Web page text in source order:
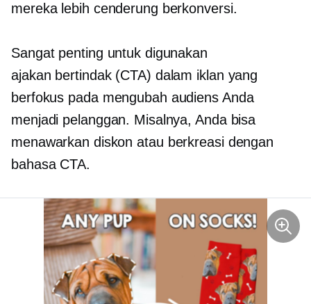
mereka lebih cenderung berkonversi.
Sangat penting untuk digunakan
ajakan bertindak(CTA) dalam iklan yang
berfokus pada mengubah audiens Anda
menjadi pelanggan. Misalnya, Anda bisa
menawarkan diskon atau berkreasi dengan
bahasa CTA.